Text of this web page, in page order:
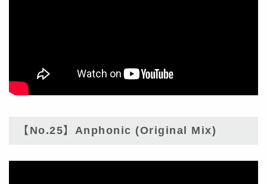
【No.25】Anphonic (Original Mix)